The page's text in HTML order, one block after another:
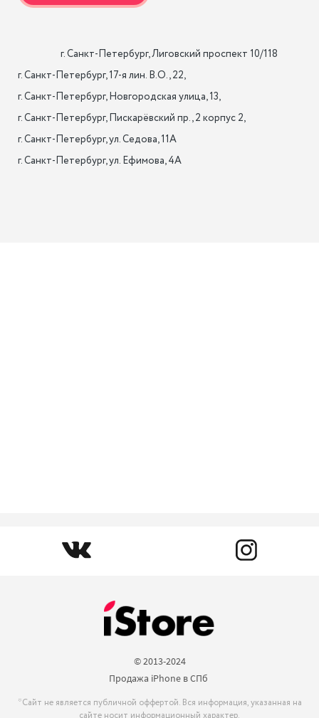
г. Санкт-Петербург, 17-я лин. B.O., 22,
г. Санкт-Петербург, Новгородская улица, 13,
г. Санкт-Петербург, Пискарёвский пр., 2 корпус 2,
г. Санкт-Петербург, ул. Седова, 11А
г. Санкт-Петербург, ул. Ефимова, 4А
© 2013-2024
Продажа iPhone в СПб
*Сайт не является публичной оффертой. Вся информация, указанная на
сайте носит информационный характер.